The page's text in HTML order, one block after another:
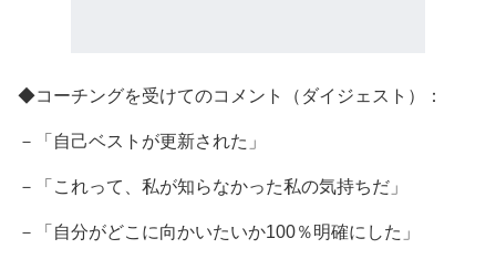
◆コーチングを受けてのコメント（ダイジェスト）：
－「自己ベストが更新された」
－「これって、私が知らなかった私の気持ちだ」
－「自分がどこに向かいたいか100％明確にした」